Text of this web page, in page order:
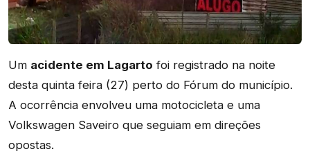
Um acidente em Lagarto foi registrado na noite
desta quinta feira (27) perto do Fórum do município.
A ocorrência envolveu uma motocicleta e uma
Volkswagen Saveiro que seguiam em direções
opostas.